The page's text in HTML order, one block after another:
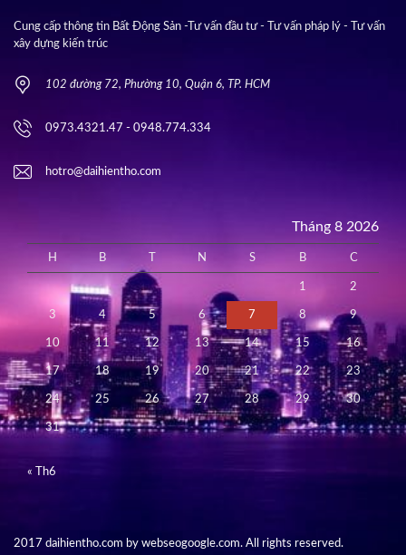
Cung cấp thông tin Bất Động Sản -Tư vấn đầu tư - Tư vấn pháp lý - Tư vấn
xây dựng kiến trúc
102 đường 72, Phường 10, Quận 6, TP. HCM
0973.4321.47 - 0948.774.334
hotro@daihientho.com
Tháng 8 2026
H B N S B C
1 2
3 4 5 6 7 8 9
10 11 12 13 14 15 16
17 18 19 20 21 22 23
24 25 26 27 28 29 30
31
« Th6
2017 daihientho.com by webseogoogle.com. All rights reserved.